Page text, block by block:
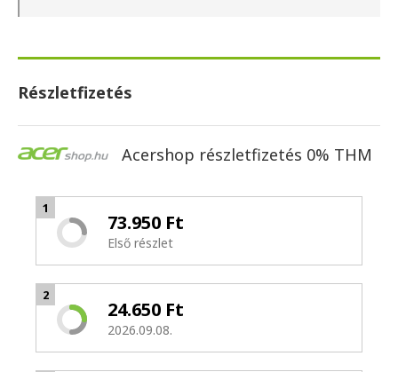
Részletfizetés
Acershop részletfizetés 0% THM
1
73.950 Ft
Első részlet
2
24.650 Ft
2026.09.08.